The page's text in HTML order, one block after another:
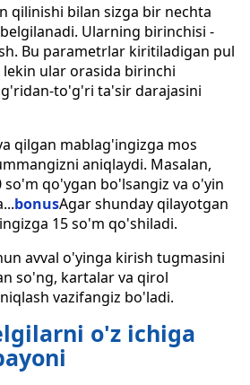
qilinishi bilan sizga bir nechta
Ularning birinchisi -
Bu parametrlar kiritiladigan pul
ular orasida birinchi
to'g'ri ta'sir darajasini
qilgan mablag'ingizga mos
aniqlaydi. Masalan,
qo'ygan bo'lsangiz va o'yin
bonusAgar shunday qilayotgan
15 so'm qo'shiladi.
avval o'yinga kirish tugmasini
so'ng, kartalar va qirol
vazifangiz bo'ladi.
o'z ichiga